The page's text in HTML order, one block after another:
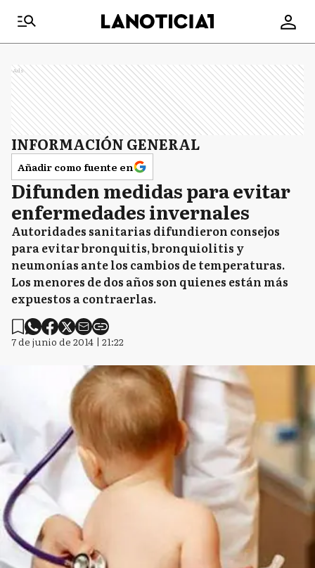
Ads
INFORMACIÓN GENERAL
Añadir como fuente en
Difunden medidas para evitar
enfermedades invernales
Autoridades sanitarias difundieron consejos
para evitar bronquitis, bronquiolitis y
neumonías ante los cambios de temperaturas.
Los menores de dos años son quienes están más
expuestos a contraerlas.
7 de junio de 2014 | 21:22